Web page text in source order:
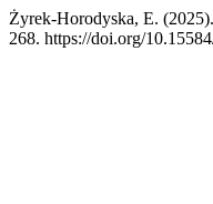
Żyrek-Horodyska, E.
268. https://doi.org/